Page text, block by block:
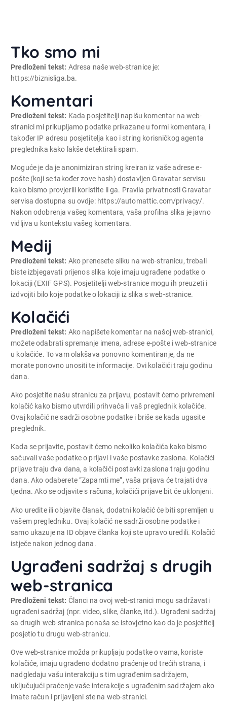
Tko smo mi
Predloženi tekst: Adresa naše web-stranice je:
https://biznisliga.ba.
Komentari
Predloženi tekst: Kada posjetitelji napišu komentar na web-
stranici mi prikupljamo podatke prikazane u formi komentara, i
također IP adresu posjetitelja kao i string korisničkog agenta
preglednika kako lakše detektirali spam.
Moguće je da je anonimiziran string kreiran iz vaše adrese e-
pošte (koji se također zove hash) dostavljen Gravatar servisu
kako bismo provjerili koristite li ga. Pravila privatnosti Gravatar
servisa dostupna su ovdje: https://automattic.com/privacy/.
Nakon odobrenja vašeg komentara, vaša profilna slika je javno
vidljiva u kontekstu vašeg komentara.
Medij
Predloženi tekst: Ako prenesete sliku na web-stranicu, trebali
biste izbjegavati prijenos slika koje imaju ugrađene podatke o
lokaciji (EXIF GPS). Posjetitelji web-stranice mogu ih preuzeti i
izdvojiti bilo koje podatke o lokaciji iz slika s web-stranice.
Kolačići
Predloženi tekst: Ako napišete komentar na našoj web-stranici,
možete odabrati spremanje imena, adrese e-pošte i web-stranice
u kolačiće. To vam olakšava ponovno komentiranje, da ne
morate ponovno unositi te informacije. Ovi kolačići traju godinu
dana.
Ako posjetite našu stranicu za prijavu, postavit ćemo privremeni
kolačić kako bismo utvrdili prihvaća li vaš preglednik kolačiće.
Ovaj kolačić ne sadrži osobne podatke i briše se kada ugasite
preglednik.
Kada se prijavite, postavit ćemo nekoliko kolačića kako bismo
sačuvali vaše podatke o prijavi i vaše postavke zaslona. Kolačići
prijave traju dva dana, a kolačići postavki zaslona traju godinu
dana. Ako odaberete “Zapamti me”, vaša prijava će trajati dva
tjedna. Ako se odjavite s računa, kolačići prijave bit će uklonjeni.
Ako uredite ili objavite članak, dodatni kolačić će biti spremljen u
vašem pregledniku. Ovaj kolačić ne sadrži osobne podatke i
samo ukazuje na ID objave članka koji ste upravo uredili. Kolačić
istječe nakon jednog dana.
Ugrađeni sadržaj s drugih
web-stranica
Predloženi tekst: Članci na ovoj web-stranici mogu sadržavati
ugrađeni sadržaj (npr. video, slike, članke, itd.). Ugrađeni sadržaj
sa drugih web-stranica ponaša se istovjetno kao da je posjetitelj
posjetio tu drugu web-stranicu.
Ove web-stranice možda prikupljaju podatke o vama, koriste
kolačiće, imaju ugrađeno dodatno praćenje od trećih strana, i
nadgledaju vašu interakciju s tim ugrađenim sadržajem,
uključujući praćenje vaše interakcije s ugrađenim sadržajem ako
imate račun i prijavljeni ste na web-stranici.